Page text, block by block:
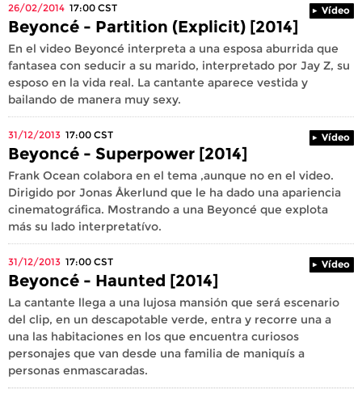
26/02/2014 17:00 CST Vídeo
Beyoncé - Partition (Explicit) [2014]
En el video Beyoncé interpreta a una esposa aburrida que
fantasea con seducir a su marido, interpretado por Jay Z, su
esposo en la vida real. La cantante aparece vestida y
bailando de manera muy sexy.
31/12/2013 17:00 CST Vídeo
Beyoncé - Superpower [2014]
Frank Ocean colabora en el tema ,aunque no en el video.
Dirigido por Jonas Åkerlund que le ha dado una apariencia
cinematográfica. Mostrando a una Beyoncé que explota
más su lado interpretatívo.
31/12/2013 17:00 CST Vídeo
Beyoncé - Haunted [2014]
La cantante llega a una lujosa mansión que será escenario
del clip, en un descapotable verde, entra y recorre una a
una las habitaciones en los que encuentra curiosos
personajes que van desde una familia de maniquís a
personas enmascaradas.